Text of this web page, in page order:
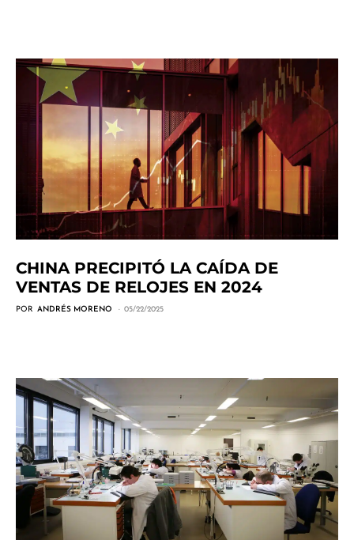
CHINA PRECIPITÓ LA CAÍDA DE
VENTAS DE RELOJES EN 2024
POR ANDRÉS MORENO 05/22/2025